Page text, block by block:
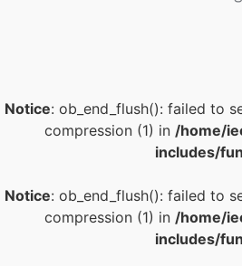
Notice : ob_end_flush(): failed
compression (1) in/home/
includes/
Notice : ob_end_flush(): failed
compression (1) in/home/
includes/